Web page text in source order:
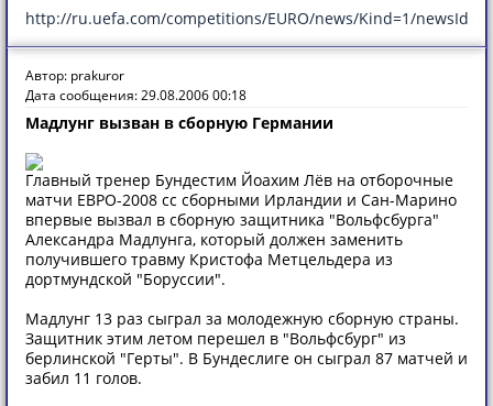
http://ru.uefa.com/competitions/EURO/news/Kind=1/
Автор: prakuror
Дата сообщения: 29.08.2006 00:18
Мадлунг вызван в сборную Германии
Главный тренер Бундестим Йоахим Лёв на отборочные
матчи ЕВРО-2008 сс сборными Ирландии и Сан-Марино
впервые вызвал в сборную защитника "Вольфсбурга"
Александра Мадлунга, который должен заменить
получившего травму Кристофа Метцельдера из
дортмундской "Боруссии".
Мадлунг 13 раз сыграл за молодежную сборную страны.
Защитник этим летом перешел в "Вольфсбург" из
берлинской "Герты". В Бундеслиге он сыграл 87 матчей и
забил 11 голов.